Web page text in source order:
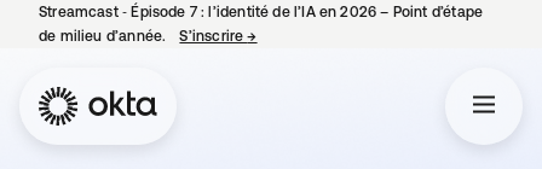
Streamcast ‑ Épisode 7 : l’identité de l’IA en 2026 – Point d’étape
de milieu d’année.
S’inscrire→